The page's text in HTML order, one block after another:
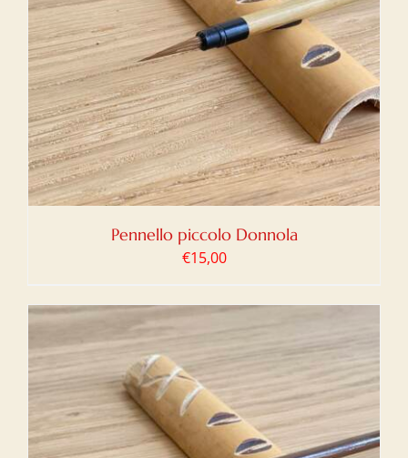
Pennello piccolo Donnola
€15,00